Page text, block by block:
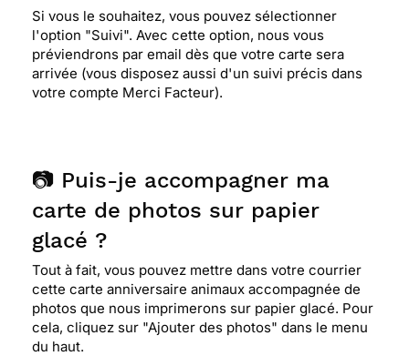
Si vous le souhaitez, vous pouvez sélectionner
l'option "Suivi". Avec cette option, nous vous
préviendrons par email dès que votre carte sera
arrivée (vous disposez aussi d'un suivi précis dans
votre compte Merci Facteur).
📷 Puis-je accompagner ma
carte de photos sur papier
glacé ?
Tout à fait, vous pouvez mettre dans votre courrier
cette carte anniversaire animaux accompagnée de
photos que nous imprimerons sur papier glacé. Pour
cela, cliquez sur "Ajouter des photos" dans le menu
du haut.